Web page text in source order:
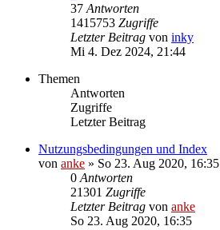
37 Antworten
1415753 Zugriffe
Letzter Beitrag von inky
Mi 4. Dez 2024, 21:44
Themen
Antworten
Zugriffe
Letzter Beitrag
Nutzungsbedingungen und Index
von anke » So 23. Aug 2020, 16:35
0 Antworten
21301 Zugriffe
Letzter Beitrag von anke
So 23. Aug 2020, 16:35